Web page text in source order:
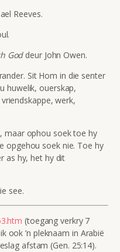
Reeves.
Goddeur John Owen.
Sit Hom in die senter
huwelik, ouerskap,
werk,
maar ophou soek toe hy
opgehou soek nie. Toe hy
as hy, het hy dit
see.
(toegang verkry 7
ook ’n pleknaam in Arabië
afstam (Gen. 25:14).